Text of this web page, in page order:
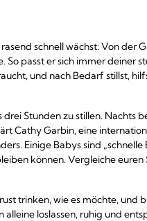
schnell wächst: Von der
So passt er sich immer deiner
und nach Bedarf stillst,
Stunden zu stillen. Nachts
Cathy Garbin, eine
Einige Babys sind
können. Vergleiche
trinken, wie es möchte,
loslassen, ruhig und